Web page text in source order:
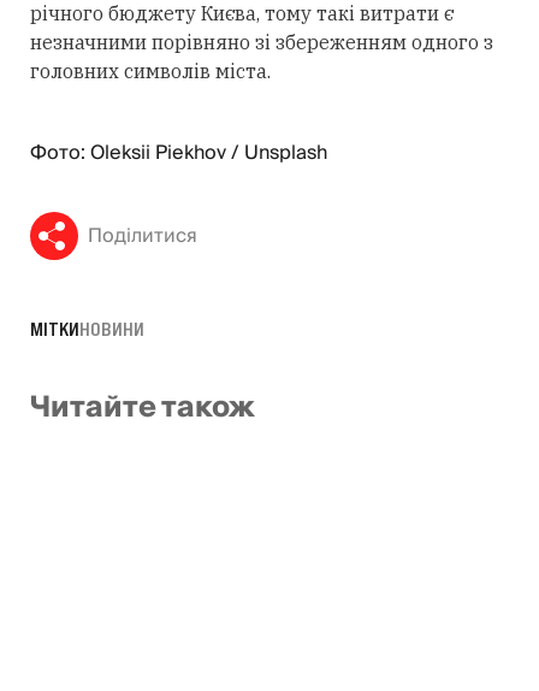
річного бюджету Києва, тому такі витрати є
незначними порівняно зі збереженням одного з
головних символів міста.
Фото: Oleksii Piekhov / Unsplash
Поділитися
МІТКИНОВИНИ
Читайте також